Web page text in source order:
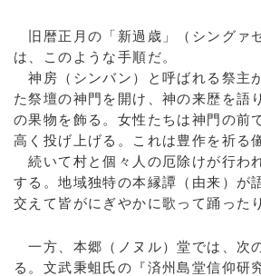
旧暦正月の「新過歳」（シングァ
は、このような手順だ。
神房（シンバン）と呼ばれる祭主
た祭壇の神門を開け、神の来歴を語
の果物を飾る。女性たちは神門の前
高く投げ上げる。これは豊作を祈る
続いて村と個々人の厄除けが行わ
する。地域独特の本縁譚（由来）が
交えて皆がにぎやかに歌って踊った
一方、本郷（ノヌル）堂では、次
る。文武秉蛆氏の『済州島堂信仰研